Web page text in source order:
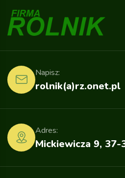
rolnik(a)rz.onet.pl
Napisz:
Mickiewicza 9, 37-
Adres: